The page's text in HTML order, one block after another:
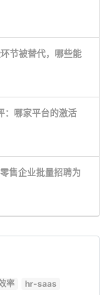
节被替代，哪些能
：哪家平台的激活
售企业批量招聘为
率 hr-saas